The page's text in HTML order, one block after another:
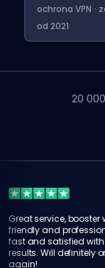
ochrona VPN ·
od 2021
20
Great service, booster
friendly and
fast and satisfied with
results. Will definitely
again!